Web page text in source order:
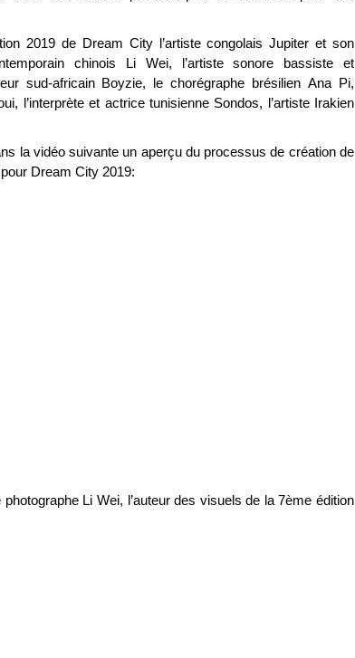
2019 de Dream City l’artiste congolais Jupiter et son
chinois Li Wei, l’artiste sonore bassiste et
sud-africain Boyzie, le chorégraphe brésilien Ana Pi,
l’interprète et actrice tunisienne Sondos, l’artiste Irakien
la vidéo suivante un aperçu du processus de création de
Dream City 2019:
Li Wei, l’auteur des visuels de la 7ème édition